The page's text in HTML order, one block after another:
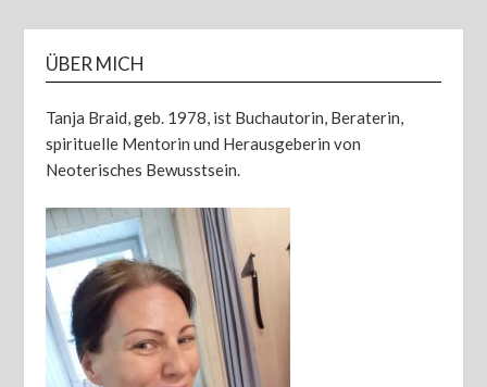
ÜBER MICH
Tanja Braid, geb. 1978, ist Buchautorin, Beraterin,
spirituelle Mentorin und Herausgeberin von
Neoterisches Bewusstsein.